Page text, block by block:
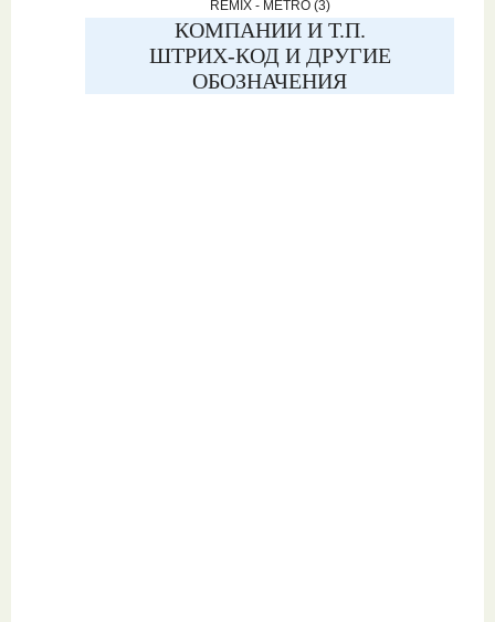
REMIX - METRO (3)
КОМПАНИИ И Т.П.
ШТРИХ-КОД И ДРУГИЕ
ОБОЗНАЧЕНИЯ